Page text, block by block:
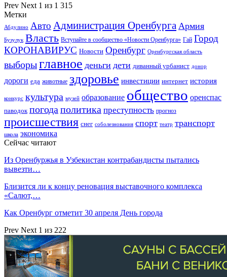
Prev Next 1 из 1 315
Метки
Абдулино Авто Администрация Оренбурга Армия
Бузулук Власть Вступайте в сообщество «Новости Оренбурга» Гай Город
КОРОНАВИРУС Новости Оренбург Оренбургская область
выборыглавное деньги дети диванный урбанист донор
дороги еда животные здоровье инвестиции интернет история
конкурс культура музей образование общество оренспас
паводок погода политика преступность прогноз
происшествия снег соболезнования спорт театр транспорт
школа экономика
Сейчас читают
Из Оренбуржья в Узбекистан контрабандисты пытались
вывезти…
Близится ли к концу реновация выставочного комплекса
«Салют,…
Как Оренбург отметит 30 апреля День города
Prev Next 1 из 222